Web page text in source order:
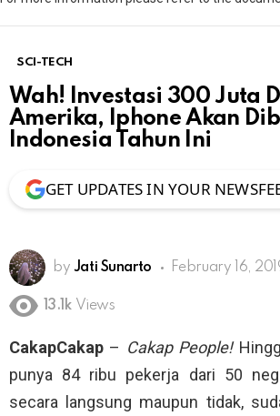
SCI-TECH
Wah! Investasi 300 Juta
Amerika, Iphone Akan
Indonesia Tahun Ini
GET UPDATES IN YOUR
by Jati Sunarto February 16,
13.1k Views
CakapCakap – Cakap People!
punya 84 ribu pekerja dari 50
secara langsung maupun tidak,